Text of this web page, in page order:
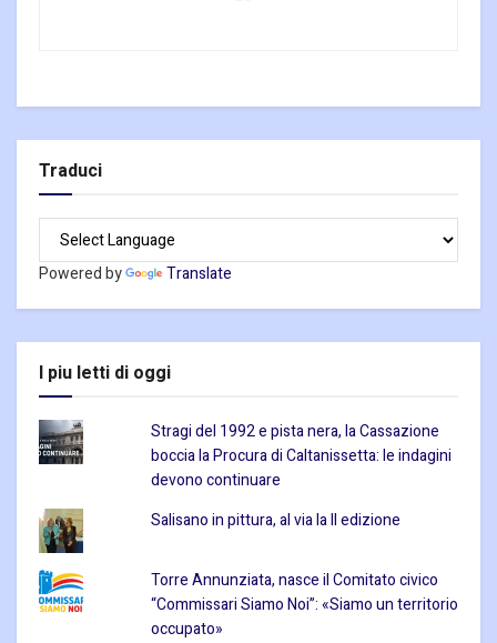
Traduci
Powered by Translate
I piu letti di oggi
Stragi del 1992 e pista nera, la Cassazione
boccia la Procura di Caltanissetta: le indagini
devono continuare
Salisano in pittura, al via la II edizione
Torre Annunziata, nasce il Comitato civico
“Commissari Siamo Noi”: «Siamo un territorio
occupato»